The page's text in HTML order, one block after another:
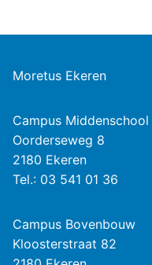
Moretus Ekeren
Campus Middenschool
Oorderseweg 8
2180 Ekeren
Tel.: 03 541 01 36
Campus Bovenbouw
Kloosterstraat 82